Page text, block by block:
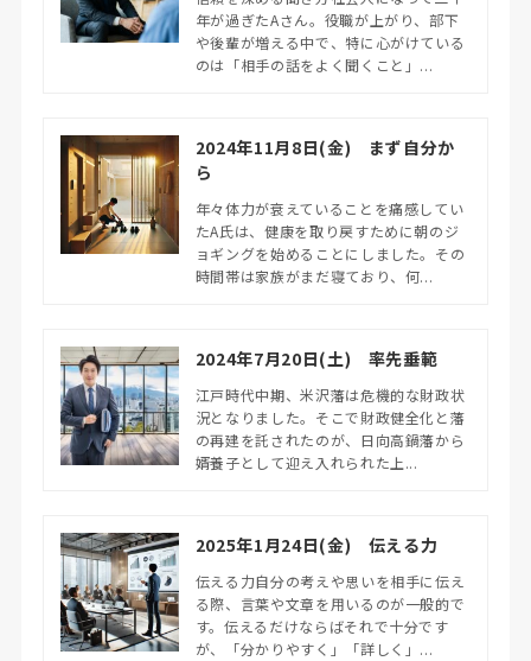
年が過ぎたAさん。役職が上がり、部下
や後輩が増える中で、特に心がけている
のは「相手の話をよく聞くこと」...
2024年11月8日(金) まず自分か
ら
年々体力が衰えていることを痛感してい
たA氏は、健康を取り戻すために朝のジ
ョギングを始めることにしました。その
時間帯は家族がまだ寝ており、何...
2024年7月20日(土) 率先垂範
江戸時代中期、米沢藩は危機的な財政状
況となりました。そこで財政健全化と藩
の再建を託されたのが、日向高鍋藩から
婿養子として迎え入れられた上...
2025年1月24日(金) 伝える力
伝える力自分の考えや思いを相手に伝え
る際、言葉や文章を用いるのが一般的で
す。伝えるだけならばそれで十分です
が、「分かりやすく」「詳しく」...